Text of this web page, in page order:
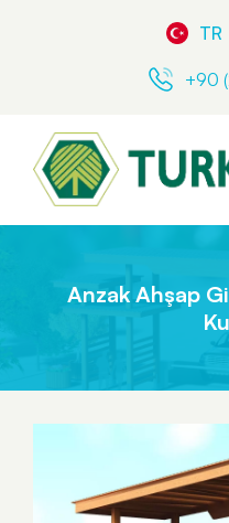
TR
+90
Anzak Ahşap